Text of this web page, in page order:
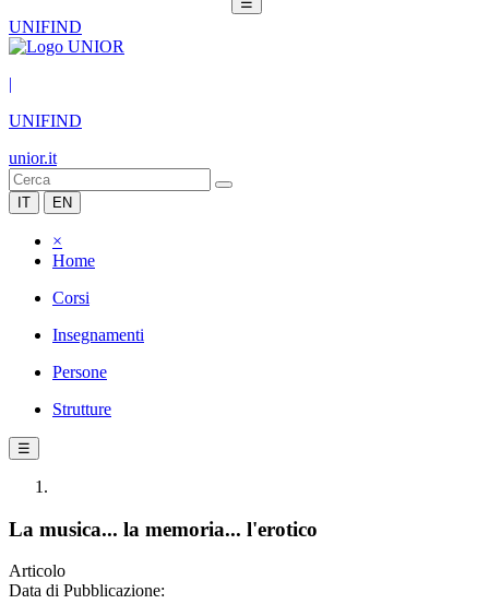
UNIFIND
|
UNIFIND
unior.it
IT EN
×
Home
Corsi
Insegnamenti
Persone
Strutture
☰
La musica... la memoria... l'erotico
Articolo
Data di Pubblicazione: